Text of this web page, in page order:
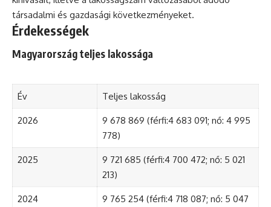
társadalmi és gazdasági következményeket.
Érdekességek
Magyarország teljes lakossága
Év Teljes lakosság
2026
9 678 869 (férfi:4 683 091; nő: 4 995
778)
2025
9 721 685 (férfi:4 700 472; nő: 5 021
213)
2024
9 765 254 (férfi:4 718 087; nő: 5 047